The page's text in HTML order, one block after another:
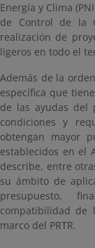
Energía y Clima
de Control de la
realización de
ligeros en todo el
Además de la
específica que
de las ayudas del
condiciones y
obtengan mayor
establecidos en el
describe, entre
su ámbito de
presupuesto,
compatibilidad de
marco del PRTR.